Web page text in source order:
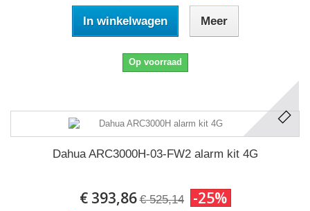
In winkelwagen Meer
Op voorraad
Dahua ARC3000H-03-FW2 alarm kit 4G
€ 393,86 € 525,14 -25%